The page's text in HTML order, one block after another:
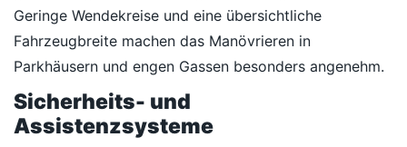
Geringe Wendekreise und eine übersichtliche
Fahrzeugbreite machen das Manövrieren in
Parkhäusern und engen Gassen besonders angenehm.
Sicherheits- und
Assistenzsysteme